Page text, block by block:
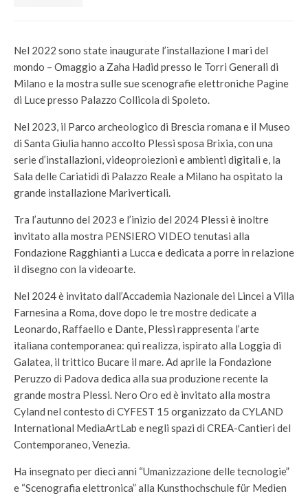
Nel 2022 sono state inaugurate l’installazione I mari del
mondo – Omaggio a Zaha Hadid presso le Torri Generali di
Milano e la mostra sulle sue scenografie elettroniche Pagine
di Luce presso Palazzo Collicola di Spoleto.
Nel 2023, il Parco archeologico di Brescia romana e il Museo
di Santa Giulia hanno accolto Plessi sposa Brixia, con una
serie d’installazioni, videoproiezioni e ambienti digitali e, la
Sala delle Cariatidi di Palazzo Reale a Milano ha ospitato la
grande installazione Mariverticali.
Tra l’autunno del 2023 e l’inizio del 2024 Plessi è inoltre
invitato alla mostra PENSIERO VIDEO tenutasi alla
Fondazione Ragghianti a Lucca e dedicata a porre in relazione
il disegno con la videoarte.
Nel 2024 è invitato dall’Accademia Nazionale dei Lincei a Villa
Farnesina a Roma, dove dopo le tre mostre dedicate a
Leonardo, Raffaello e Dante, Plessi rappresenta l’arte
italiana contemporanea: qui realizza, ispirato alla Loggia di
Galatea, il trittico Bucare il mare. Ad aprile la Fondazione
Peruzzo di Padova dedica alla sua produzione recente la
grande mostra Plessi. Nero Oro ed è invitato alla mostra
Cyland nel contesto di CYFEST 15 organizzato da CYLAND
International MediaArtLab e negli spazi di CREA-Cantieri del
Contemporaneo, Venezia.
Ha insegnato per dieci anni “Umanizzazione delle tecnologie”
e “Scenografia elettronica” alla Kunsthochschule für Medien